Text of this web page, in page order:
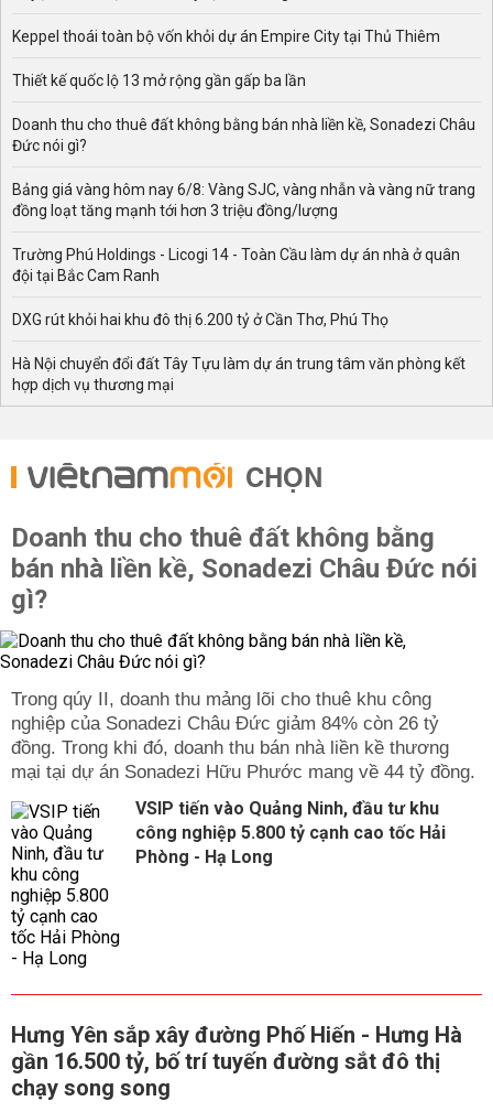
Keppel thoái toàn bộ vốn khỏi dự án Empire City tại Thủ Thiêm
Thiết kế quốc lộ 13 mở rộng gần gấp ba lần
Doanh thu cho thuê đất không bằng bán nhà liền kề, Sonadezi Châu
Đức nói gì?
Bảng giá vàng hôm nay 6/8: Vàng SJC, vàng nhẫn và vàng nữ trang
đồng loạt tăng mạnh tới hơn 3 triệu đồng/lượng
Trường Phú Holdings - Licogi 14 - Toàn Cầu làm dự án nhà ở quân
đội tại Bắc Cam Ranh
DXG rút khỏi hai khu đô thị 6.200 tỷ ở Cần Thơ, Phú Thọ
Hà Nội chuyển đổi đất Tây Tựu làm dự án trung tâm văn phòng kết
hợp dịch vụ thương mại
CHỌN
Doanh thu cho thuê đất không bằng
bán nhà liền kề, Sonadezi Châu Đức nói
gì?
Trong qúy II, doanh thu mảng lõi cho thuê khu công
nghiệp của Sonadezi Châu Đức giảm 84% còn 26 tỷ
đồng. Trong khi đó, doanh thu bán nhà liền kề thương
mại tại dự án Sonadezi Hữu Phước mang về 44 tỷ đồng.
VSIP tiến vào Quảng Ninh, đầu tư khu
công nghiệp 5.800 tỷ cạnh cao tốc Hải
Phòng - Hạ Long
Hưng Yên sắp xây đường Phố Hiến - Hưng Hà
gần 16.500 tỷ, bố trí tuyến đường sắt đô thị
chạy song song